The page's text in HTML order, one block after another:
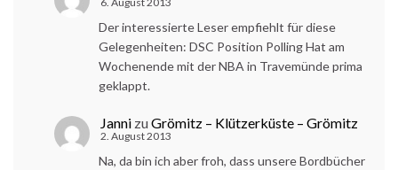
Der interessierte Leser empfiehlt für diese
Gelegenheiten: DSC Position Polling Hat am
Wochenende mit der NBA in Travemünde prima
geklappt.
Janni zuGrömitz – Klützerküste – Grömitz
2. August 2013
Na, da bin ich aber froh, dass unsere Bordbücher